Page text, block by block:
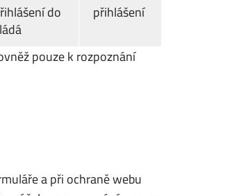
do
přihlášení
pouze k rozpoznání
a při ochraně webu